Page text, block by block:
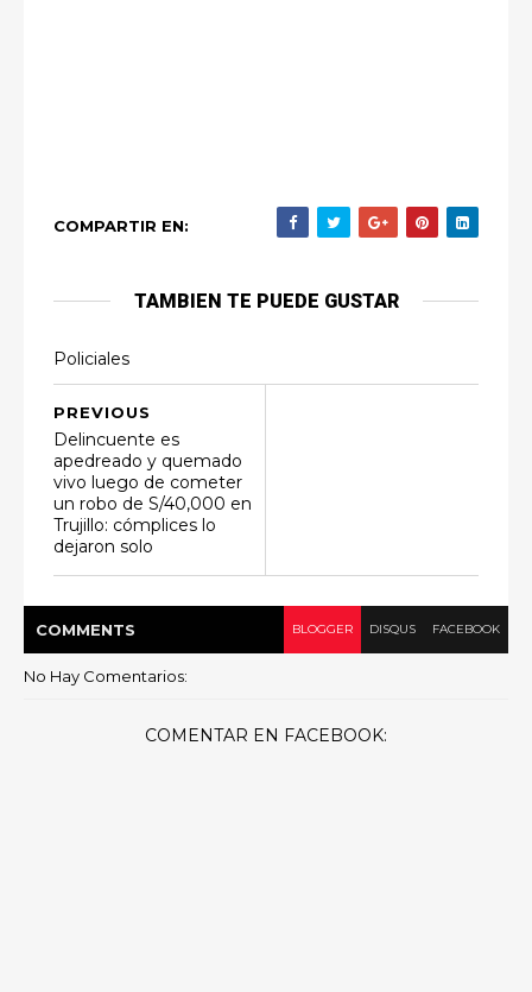
COMPARTIR EN:
TAMBIEN TE PUEDE GUSTAR
Policiales
PREVIOUS
Delincuente es
apedreado y quemado
vivo luego de cometer
un robo de S/40,000 en
Trujillo: cómplices lo
dejaron solo
COMMENTS BLOGGER DISQUS FACEBOOK
No Hay Comentarios:
COMENTAR EN FACEBOOK: